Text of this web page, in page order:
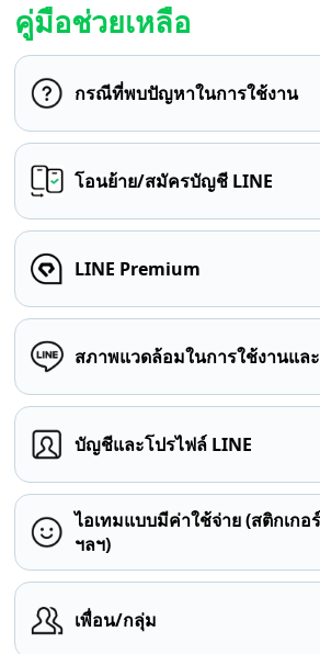
คู่มือช่วยเหลือ
กรณีที่พบปัญหาในการใช้งาน
โอนย้าย/สมัครบัญชี LINE
LINE Premium
สภาพแวดล้อมในการใช้งานแล
บัญชีและโปรไฟล์ LINE
ไอเทมแบบมีค่าใช้จ่าย (สติกเกอ
ฯลฯ)
เพื่อน/กลุ่ม